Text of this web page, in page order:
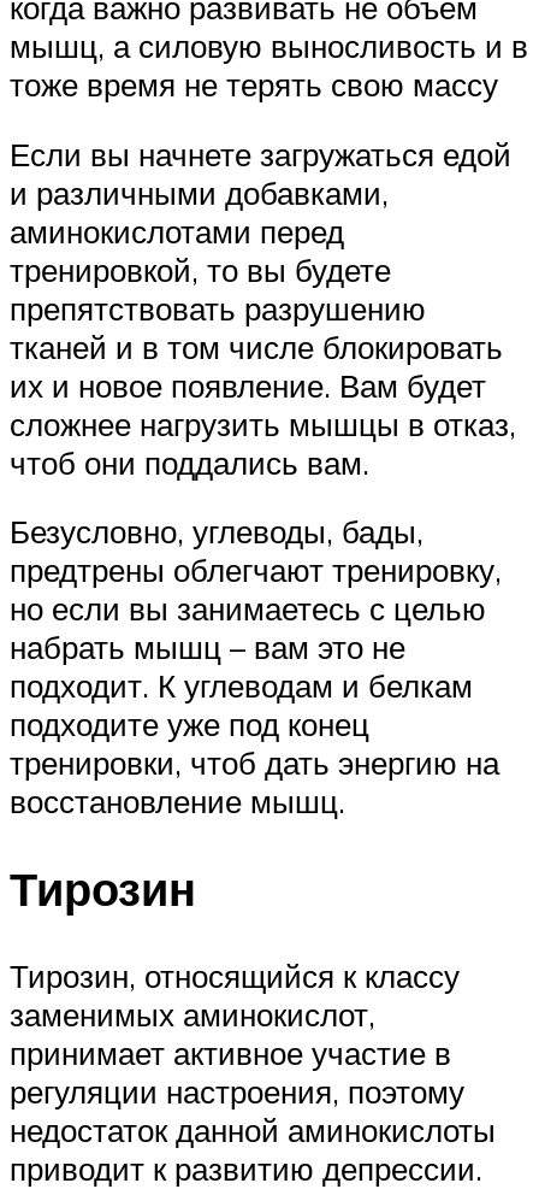
мышц, а силовую выносливость и в
тоже время не терять свою массу
Если вы начнете загружаться едой
и различными добавками,
аминокислотами перед
тренировкой, то вы будете
препятствовать разрушению
тканей и в том числе блокировать
их и новое появление. Вам будет
сложнее нагрузить мышцы в отказ,
чтоб они поддались вам.
Безусловно, углеводы, бады,
предтрены облегчают тренировку,
но если вы занимаетесь с целью
набрать мышц – вам это не
подходит. К углеводам и белкам
подходите уже под конец
тренировки, чтоб дать энергию на
восстановление мышц.
Тирозин
Тирозин, относящийся к классу
заменимых аминокислот,
принимает активное участие в
регуляции настроения, поэтому
недостаток данной аминокислоты
приводит к развитию депрессии.